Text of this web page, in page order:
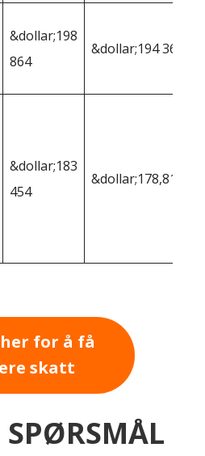
&dollar;198
864
&dollar;194 367
&dollar;183
454
&dollar;178,811
for å få
skatt